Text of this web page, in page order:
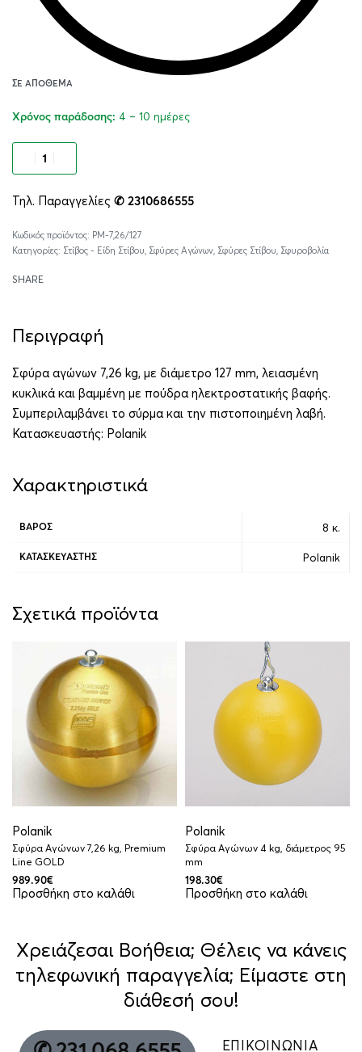
ΣΕ ΑΠΌΘΕΜΑ
Χρόνος παράδοσης: 4 – 10 ημέρες
Τηλ. Παραγγελίες ✆ 2310686555
PM-7,26/127
Κατηγορίες: Στίβος - Είδη Στίβου Σφύρες Αγώνων Σφύρες Στίβου Σφυροβολία
SHARE
Περιγραφή
Σφύρα αγώνων 7,26 kg, με διάμετρο 127 mm, λειασμένη
κυκλικά και βαμμένη με πούδρα ηλεκτροστατικής βαφής.
Συμπεριλαμβάνει το σύρμα και την πιστοποιημένη λαβή.
Κατασκευαστής: Polanik
Χαρακτηριστικά
ΒΆΡΟΣ 8 κ.
ΚΑΤΑΣΚΕΥΑΣΤΉΣ Polanik
Σχετικά προϊόντα
Polanik
Σφύρα Αγώνων 7,26 kg, Premium
Line GOLD
989.90€
Προσθήκη στο καλάθι
Polanik
Σφύρα Αγώνων 4 kg, διάμετρος 95
mm
198.30€
Προσθήκη στο καλάθι
Χρειάζεσαι Βοήθεια; Θέλεις να κάνεις
τηλεφωνική παραγγελία; Είμαστε στη
διάθεσή σου!
ΕΠΙΚΟΙΝΩΝΙΑ